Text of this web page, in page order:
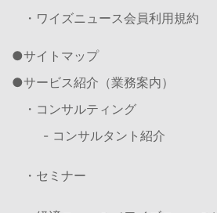
・ワイズニュース会員利用規約
サイトマップ
サービス紹介（業務案内）
・コンサルティング
- コンサルタント紹介
・セミナー